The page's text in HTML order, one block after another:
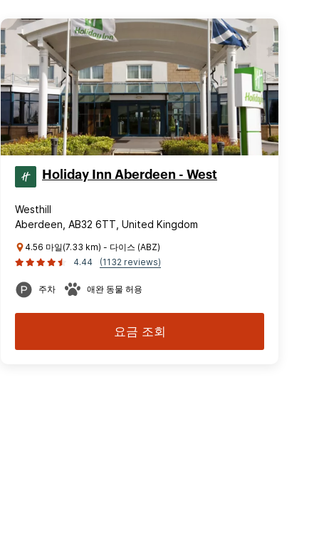
Holiday Inn Aberdeen - West
Westhill
Aberdeen, AB32 6TT, United Kingdom
4.56 마일(7.33 km) - 다이스 (ABZ)
4.44
(1132 reviews)
주차 애완 동물 허용
요금 조회